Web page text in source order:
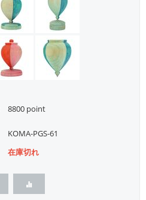
8800 point
KOMA-PGS-61
在庫切れ